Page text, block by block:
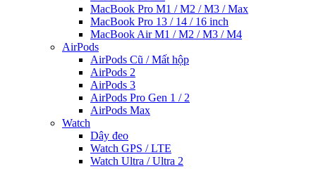
MacBook Pro M1 / M2 / M3 / Max
MacBook Pro 13 / 14 / 16 inch
MacBook Air M1 / M2 / M3 / M4
AirPods
AirPods Cũ / Mất hộp
AirPods 2
AirPods 3
AirPods Pro Gen 1 / 2
AirPods Max
Watch
Dây đeo
Watch GPS / LTE
Watch Ultra / Ultra 2